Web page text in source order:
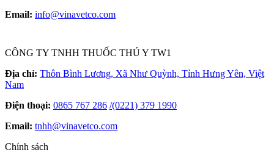
Email: info@vinavetco.com
CÔNG TY TNHH THUỐC THÚ Y TW1
Địa chỉ: Thôn Bình Lương, Xã Như Quỳnh, Tỉnh Hưng Yên, Việt
Nam
Điện thoại: 0865 767 286 /(0221) 379 1990
Email: tnhh@vinavetco.com
Chính sách